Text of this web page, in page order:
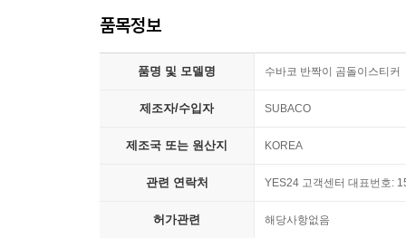
품목정보
품명 및 모델명 수바코 반짝이 곰돌이스티커
제조자/수입자 SUBACO
제조국 또는 원산지 KOREA
관련 연락처 YES24 고객센터 대표번호:
허가관련 해당사항없음